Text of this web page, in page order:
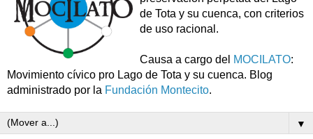
de Tota y su cuenca, con criterios
de uso racional.
Causa a cargo del MOCILATO:
Movimiento cívico pro Lago de Tota y su cuenca. Blog
administrado por la Fundación Montecito.
▼